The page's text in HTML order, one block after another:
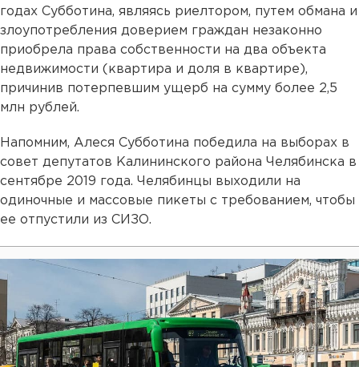
годах Субботина, являясь риелтором, путем обмана и
злоупотребления доверием граждан незаконно
приобрела права собственности на два объекта
недвижимости (квартира и доля в квартире),
причинив потерпевшим ущерб на сумму более 2,5
млн рублей.
Напомним, Алеся Субботина победила на выборах в
совет депутатов Калининского района Челябинска в
сентябре 2019 года. Челябинцы выходили на
одиночные и массовые пикеты с требованием, чтобы
ее отпустили из СИЗО.